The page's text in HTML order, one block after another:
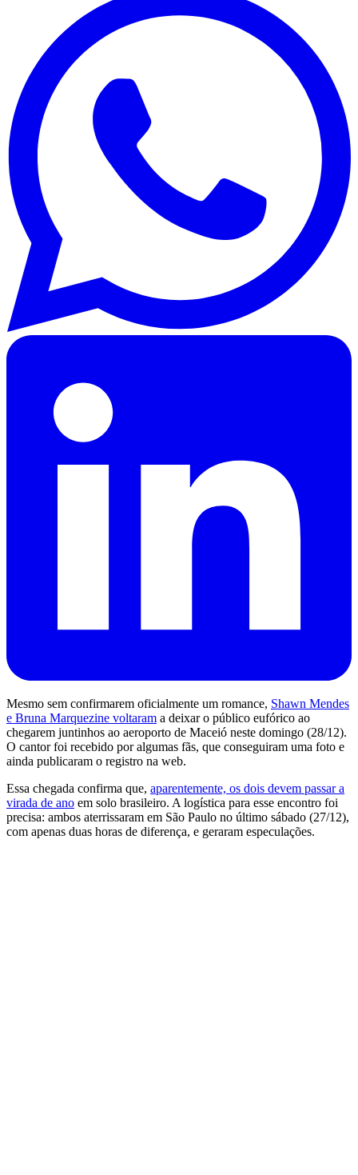
Mesmo sem confirmarem oficialmente um romance, Shawn Mendes
e Bruna Marquezine voltaram a deixar o público eufórico ao
chegarem juntinhos ao aeroporto de Maceió neste domingo (28/12).
O cantor foi recebido por algumas fãs, que conseguiram uma foto e
ainda publicaram o registro na web.
Essa chegada confirma que, aparentemente, os dois devem passar a
virada de ano em solo brasileiro. A logística para esse encontro foi
precisa: ambos aterrissaram em São Paulo no último sábado (27/12),
com apenas duas horas de diferença, e geraram especulações.